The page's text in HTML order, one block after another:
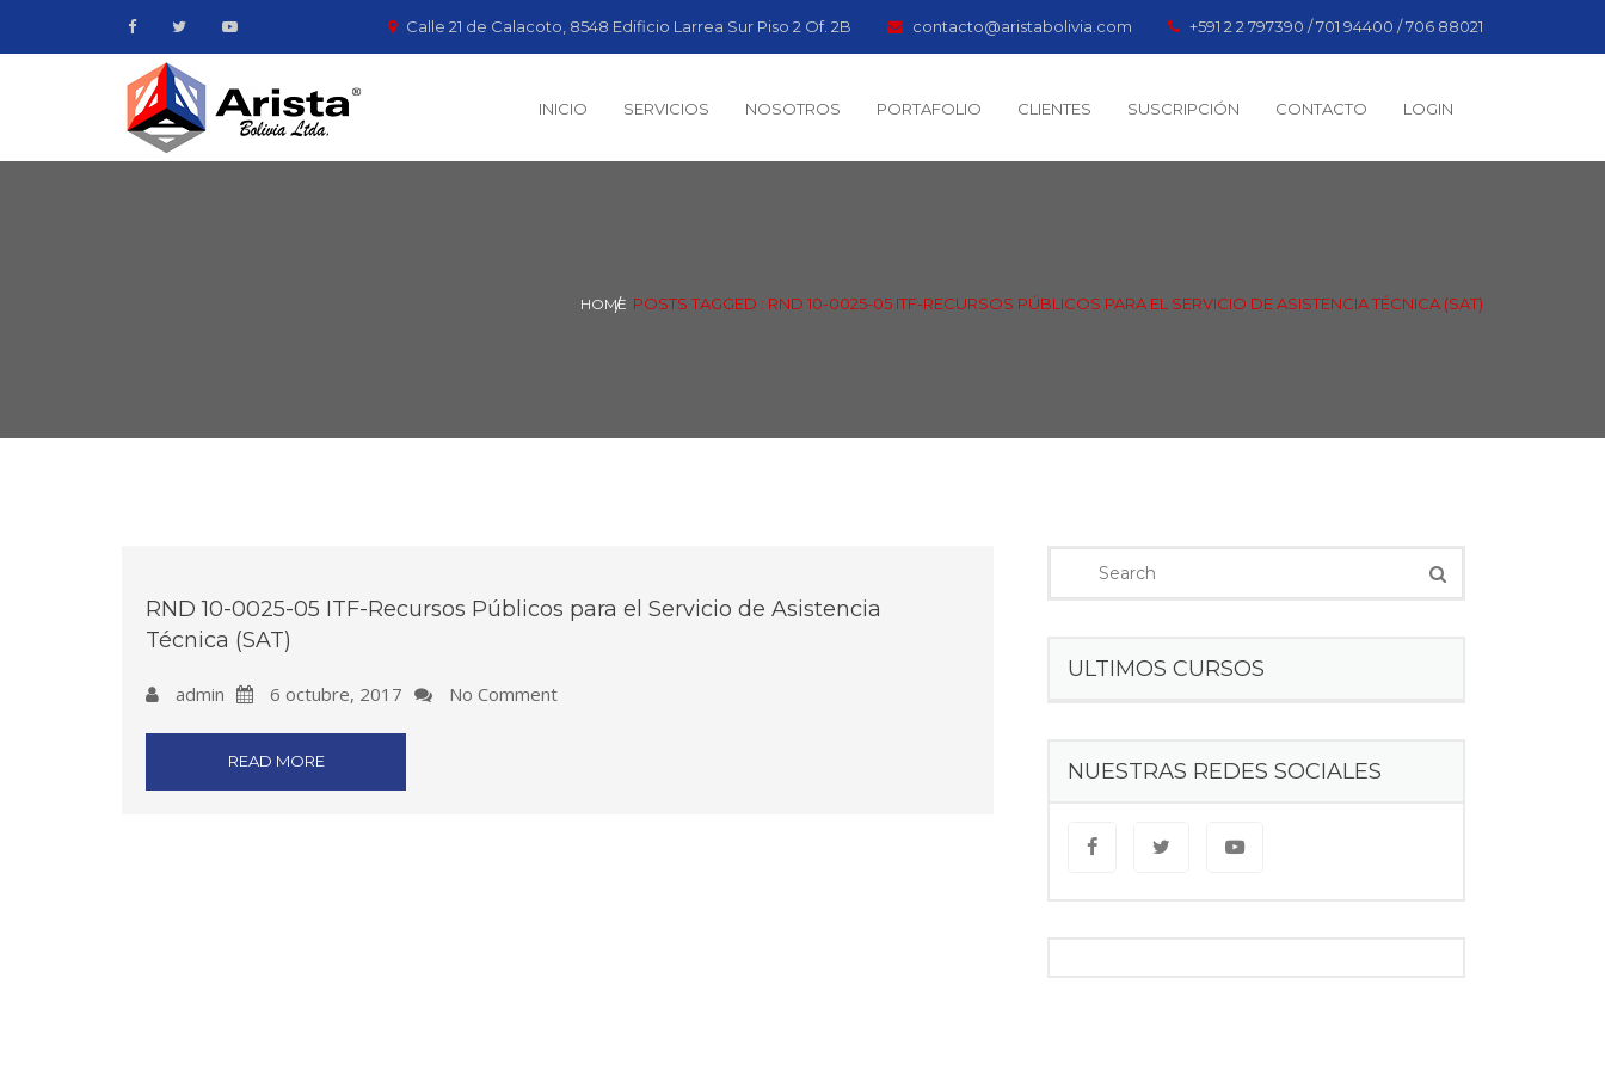
Calle 21 de Calacoto, 8548 Edificio Larrea Sur Piso 2 Of. 2B contacto@aristabolivia.com +591 2 2 797390 / 701 94400 / 706 88021
INICIO SERVICIOS NOSOTROS PORTAFOLIO CLIENTES SUSCRIPCIÓN CONTACTO LOGIN
HOME POSTS TAGGED : RND 10-0025-05 ITF-RECURSOS PÚBLICOS PARA EL SERVICIO DE ASISTENCIA TÉCNICA (SAT)
RND 10-0025-05 ITF-Recursos Públicos para el Servicio de Asistencia
Técnica (SAT)
admin 6 octubre, 2017 No Comment
READ MORE
ULTIMOS CURSOS
NUESTRAS REDES SOCIALES